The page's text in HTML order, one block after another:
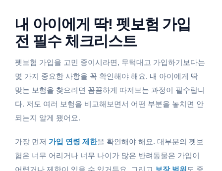
내 아이에게 딱! 펫보험 가입
전 필수 체크리스트
펫보험 가입을 고민 중이시라면, 무턱대고 가입하기보다는
몇 가지 중요한 사항을 꼭 확인해야 해요. 내 아이에게 딱
맞는 보험을 찾으려면 꼼꼼하게 따져보는 과정이 필수랍니
다. 저도 여러 보험을 비교해보면서 어떤 부분을 놓치면 안
되는지 알게 됐어요.
가장 먼저 가입 연령 제한을 확인해야 해요. 대부분의 펫보
험은 너무 어리거나 너무 나이가 많은 반려동물은 가입이
어렵거나 제한이 있을 수 있거든요. 그리고 보장 범위 도 중